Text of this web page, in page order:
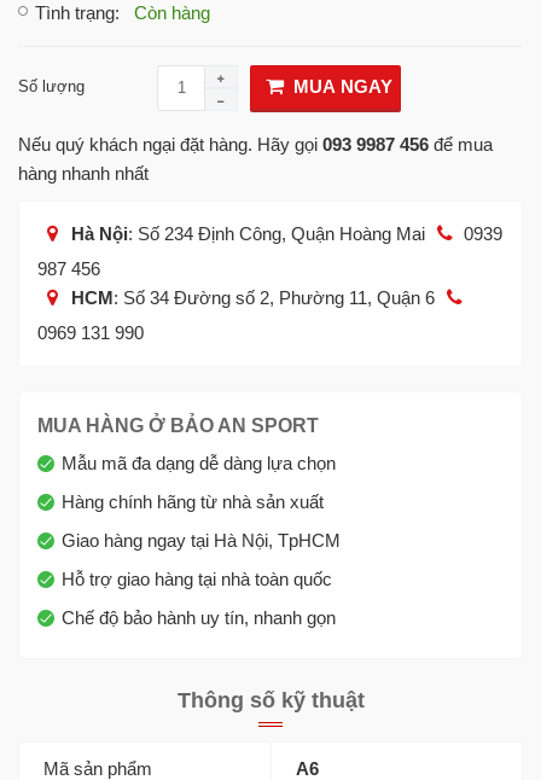
Tình trạng: Còn hàng
Số lượng MUA NGAY
Nếu quý khách ngại đặt hàng. Hãy gọi 093 9987 456 để mua
hàng nhanh nhất
Hà Nội: Số 234 Định Công, Quận Hoàng Mai
0939
987 456
HCM: Số 34 Đường số 2, Phường 11, Quận 6
0969 131 990
MUA HÀNG Ở BẢO AN SPORT
Mẫu mã đa dạng dễ dàng lựa chọn
Hàng chính hãng từ nhà sản xuất
Giao hàng ngay tại Hà Nội, TpHCM
Hỗ trợ giao hàng tại nhà toàn quốc
Chế độ bảo hành uy tín, nhanh gọn
Thông số kỹ thuật
Mã sản phẩm A6